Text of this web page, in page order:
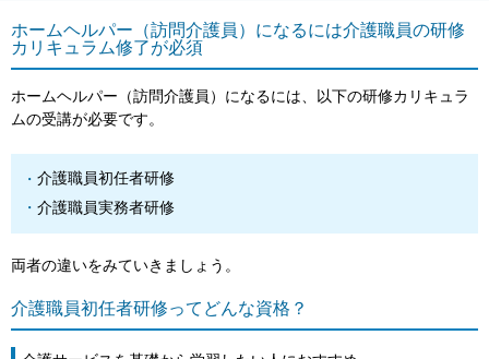
ホームヘルパー（訪問介護員）になるには介護職員の研修
カリキュラム修了が必須
ホームヘルパー（訪問介護員）になるには、以下の研修カリキュラ
ムの受講が必要です。
介護職員初任者研修
介護職員実務者研修
両者の違いをみていきましょう。
介護職員初任者研修ってどんな資格？